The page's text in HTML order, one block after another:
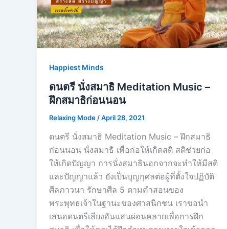
Happiest Minds
ดนตรี นั่งสมาธิ Meditation Music –
ฝึกสมาธิก่อนนอน
Relaxing Mode /April 28, 2021
ดนตรี นั่งสมาธิ Meditation Music – ฝึกสมาธิ
ก่อนนอน นั่งสมาธิ เพื่อก่อให้เกิดสติ สติช่วยก่อ
ให้เกิดปัญญา การนั่งสมาธินอกจากจะทำให้มีสติ
และปัญญาแล้ว ยังเป็นบุญกุศลต่อผู้ที่ตั้งใจปฏิบัติ
ศีลภาวนา รักษาศีล 5 ตามคำสอนของ
พระพุทธเจ้าในฐานะของศาสนิกชน เราขอนำ
เสนอดนตรีเสียงอันแสนผ่อนคลายเพื่อการฝึก